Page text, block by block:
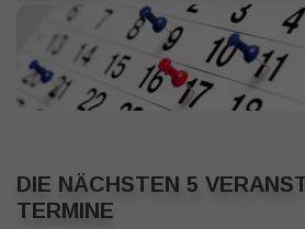
DIE NÄCHSTEN 5
TERMINE